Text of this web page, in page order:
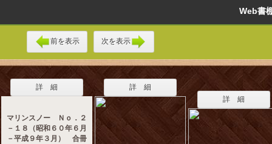
Web
前を表示 次を表示
詳 細
マリンスノー Ｎｏ．２
－１８（昭和６０年６月
－平成９年３月） 合冊
詳 細
詳 細